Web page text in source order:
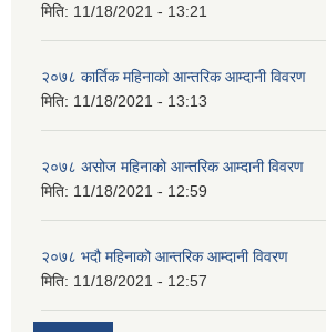
मिति: 11/18/2021 - 13:21
२०७८ कार्तिक महिनाको आन्तरिक आम्दानी विवरण
मिति: 11/18/2021 - 13:13
२०७८ असोज महिनाको आन्तरिक आम्दानी विवरण
मिति: 11/18/2021 - 12:59
२०७८ भदौ महिनाको आन्तरिक आम्दानी विवरण
मिति: 11/18/2021 - 12:57